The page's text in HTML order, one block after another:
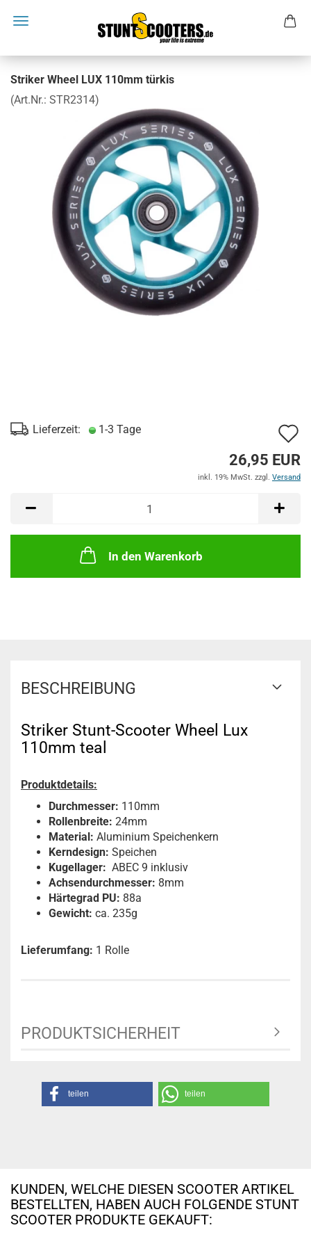
Striker Wheel LUX 110mm türkis
(Art.Nr.: STR2314)
Lieferzeit: 1-3 Tage
26,95 EUR
inkl. 19% MwSt. zzgl. Versand
In den Warenkorb
BESCHREIBUNG
Striker Stunt-Scooter Wheel Lux
110mm teal
Produktdetails:
Durchmesser: 110mm
Rollenbreite: 24mm
Material: Aluminium Speichenkern
Kerndesign: Speichen
Kugellager: ABEC 9 inklusiv
Achsendurchmesser: 8mm
Härtegrad PU: 88a
Gewicht: ca. 235g
Lieferumfang: 1 Rolle
PRODUKTSICHERHEIT
teilen teilen
KUNDEN, WELCHE DIESEN SCOOTER ARTIKEL
BESTELLTEN, HABEN AUCH FOLGENDE STUNT
SCOOTER PRODUKTE GEKAUFT: